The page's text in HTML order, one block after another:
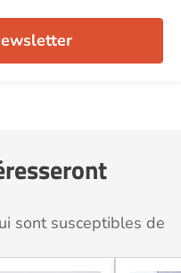
sont susceptibles de